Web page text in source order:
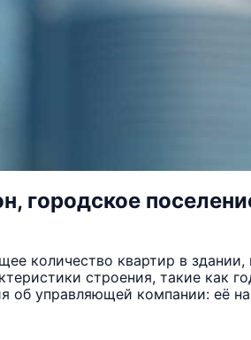
городское
количество квартир в здании,
строения, такие как
управляющей компании: её